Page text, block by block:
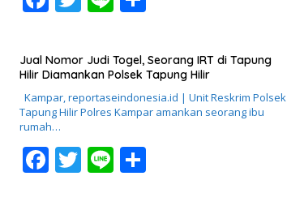
e
b
o
o
k
itt
er
e ar
e
Jual Nomor Judi Togel, Seorang IRT di Tapung
Hilir Diamankan Polsek Tapung Hilir
Kampar, reportaseindonesia.id | Unit Reskrim Polsek
Tapung Hilir Polres Kampar amankan seorang ibu
rumah…
F T Li S